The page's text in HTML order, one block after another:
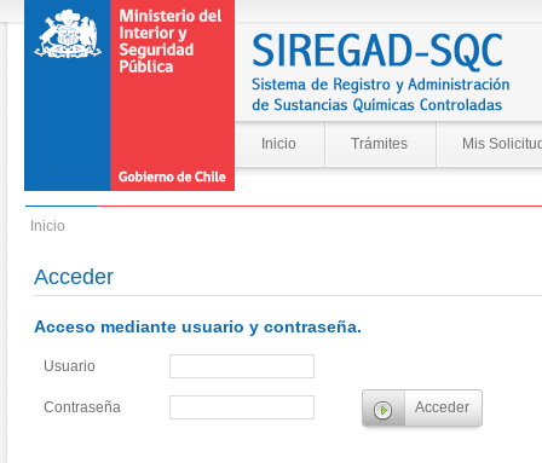
Inicio Trámites Mis
Inicio
Acceder
Acceso mediante usuario y contraseña.
Usuario
Contraseña